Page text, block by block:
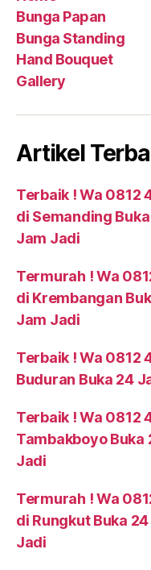
Bunga Papan
Bunga Standing
Hand Bouquet
Gallery
Artikel
Terbaik ! Wa 0812
di Semanding
Jam Jadi
Termurah ! Wa
di Krembangan
Jam Jadi
Terbaik ! Wa 0812
Buduran Buka 24
Terbaik ! Wa 0812
Tambakboyo Buka
Jadi
Termurah ! Wa
di Rungkut Buka
Jadi